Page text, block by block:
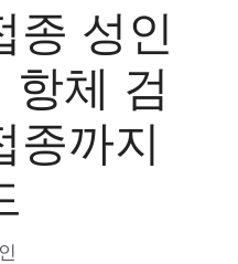
종 성인
체 검
종까지